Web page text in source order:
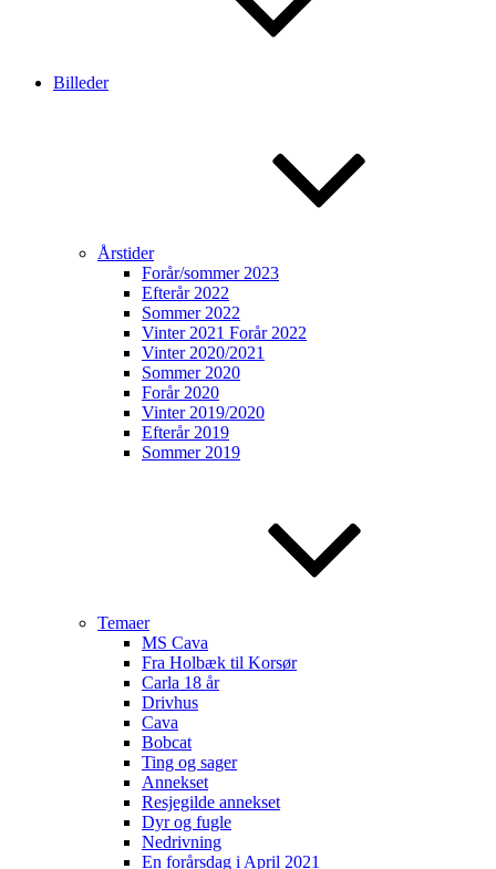
Billeder
Årstider
Forår/sommer 2023
Efterår 2022
Sommer 2022
Vinter 2021 Forår 2022
Vinter 2020/2021
Sommer 2020
Forår 2020
Vinter 2019/2020
Efterår 2019
Sommer 2019
Temaer
MS Cava
Fra Holbæk til Korsør
Carla 18 år
Drivhus
Cava
Bobcat
Ting og sager
Annekset
Resjegilde annekset
Dyr og fugle
Nedrivning
En forårsdag i April 2021